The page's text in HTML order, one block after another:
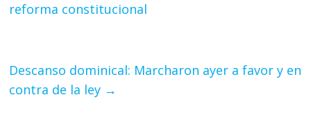
reforma constitucional
Descanso dominical: Marcharon ayer a favor y en
contra de la ley →